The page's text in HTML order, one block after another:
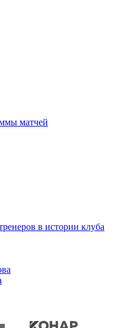
матчей
в истории клуба